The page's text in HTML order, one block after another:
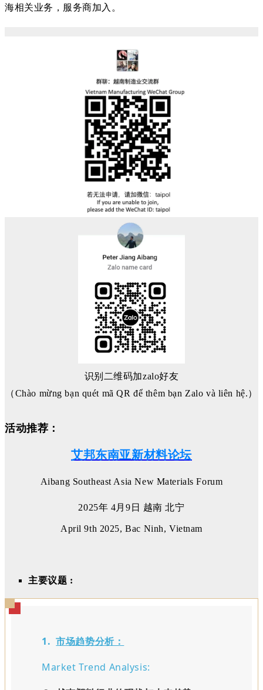
海相关业务，服务商加入。
识别二维码加zalo好友
（Chào mừng bạn quét mã QR để thêm bạn Zalo và liên hệ.）
活动推荐：
艾邦东南亚新材料论坛
Aibang Southeast Asia New Materials Forum
2025年 4月9日 越南 北宁
April 9th 2025, Bac Ninh, Vietnam
主要议题 :
1.市场趋势分析：
Market Trend Analysis: